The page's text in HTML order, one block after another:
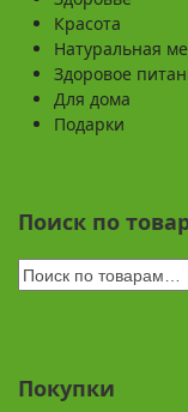
Красота
Натуральная
Здоровое
Для дома
Подарки
Поиск по
Покупки